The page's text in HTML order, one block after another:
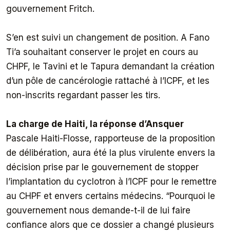
gouvernement Fritch.
S’en est suivi un changement de position. A Fano
Ti’a souhaitant conserver le projet en cours au
CHPF, le Tavini et le Tapura demandant la création
d’un pôle de cancérologie rattaché à l’ICPF, et les
non-inscrits regardant passer les tirs.
La charge de Haiti, la réponse d’Ansquer
Pascale Haiti-Flosse, rapporteuse de la proposition
de délibération, aura été la plus virulente envers la
décision prise par le gouvernement de stopper
l’implantation du cyclotron à l’ICPF pour le remettre
au CHPF et envers certains médecins. “Pourquoi le
gouvernement nous demande-t-il de lui faire
confiance alors que ce dossier a changé plusieurs